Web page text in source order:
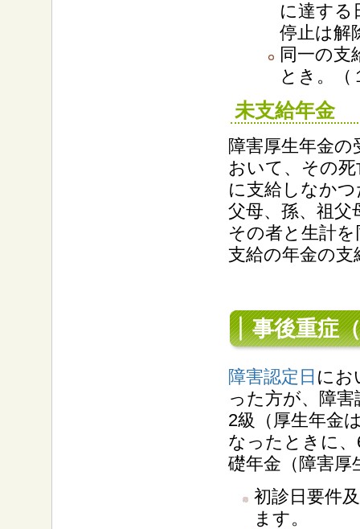
に達する
停止は解
同一の支
とき。（
未支給年金
障害厚生年金
おいて、その
に支給しなか
父母、孫、祖
その者と生計
支給の年金の
事後重症
障害認定日 にお
った方が、障
2級（厚生年金
なったときに
礎年金（障害厚
初診日要件
ます。